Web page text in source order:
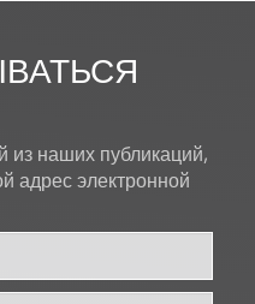
из наших публикаций,
адрес электронной